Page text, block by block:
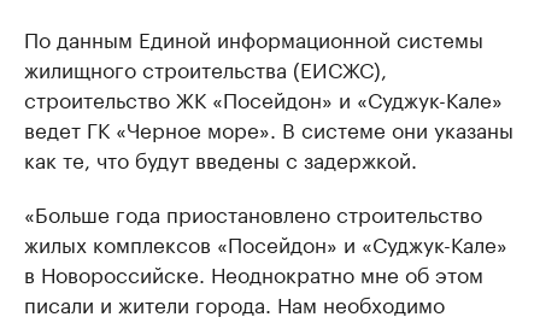
По данным Единой информационной системы
жилищного строительства (ЕИСЖС),
строительство ЖК «Посейдон» и «Суджук-Кале»
ведет ГК «Черное море». В системе они указаны
как те, что будут введены с задержкой.
«Больше года приостановлено строительство
жилых комплексов «Посейдон» и «Суджук-Кале»
в Новороссийске. Неоднократно мне об этом
писали и жители города. Нам необходимо